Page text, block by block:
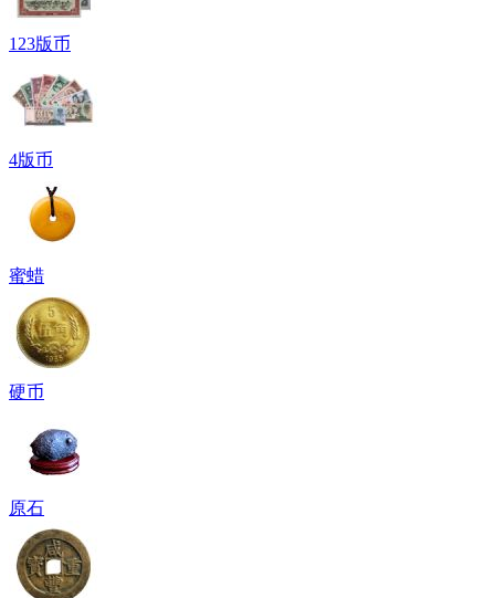
123版币
4版币
蜜蜡
硬币
原石